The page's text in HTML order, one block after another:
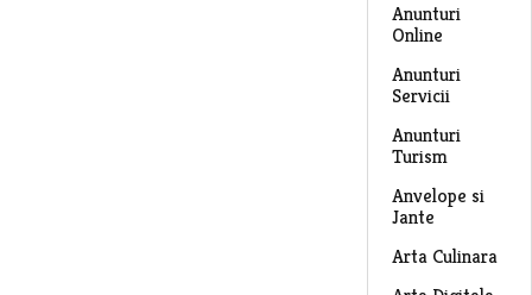
Anunturi
Online
Anunturi
Servicii
Anunturi
Turism
Anvelope si
Jante
Arta Culinara